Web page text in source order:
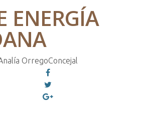
ENERGÍA
OrregoConcejal